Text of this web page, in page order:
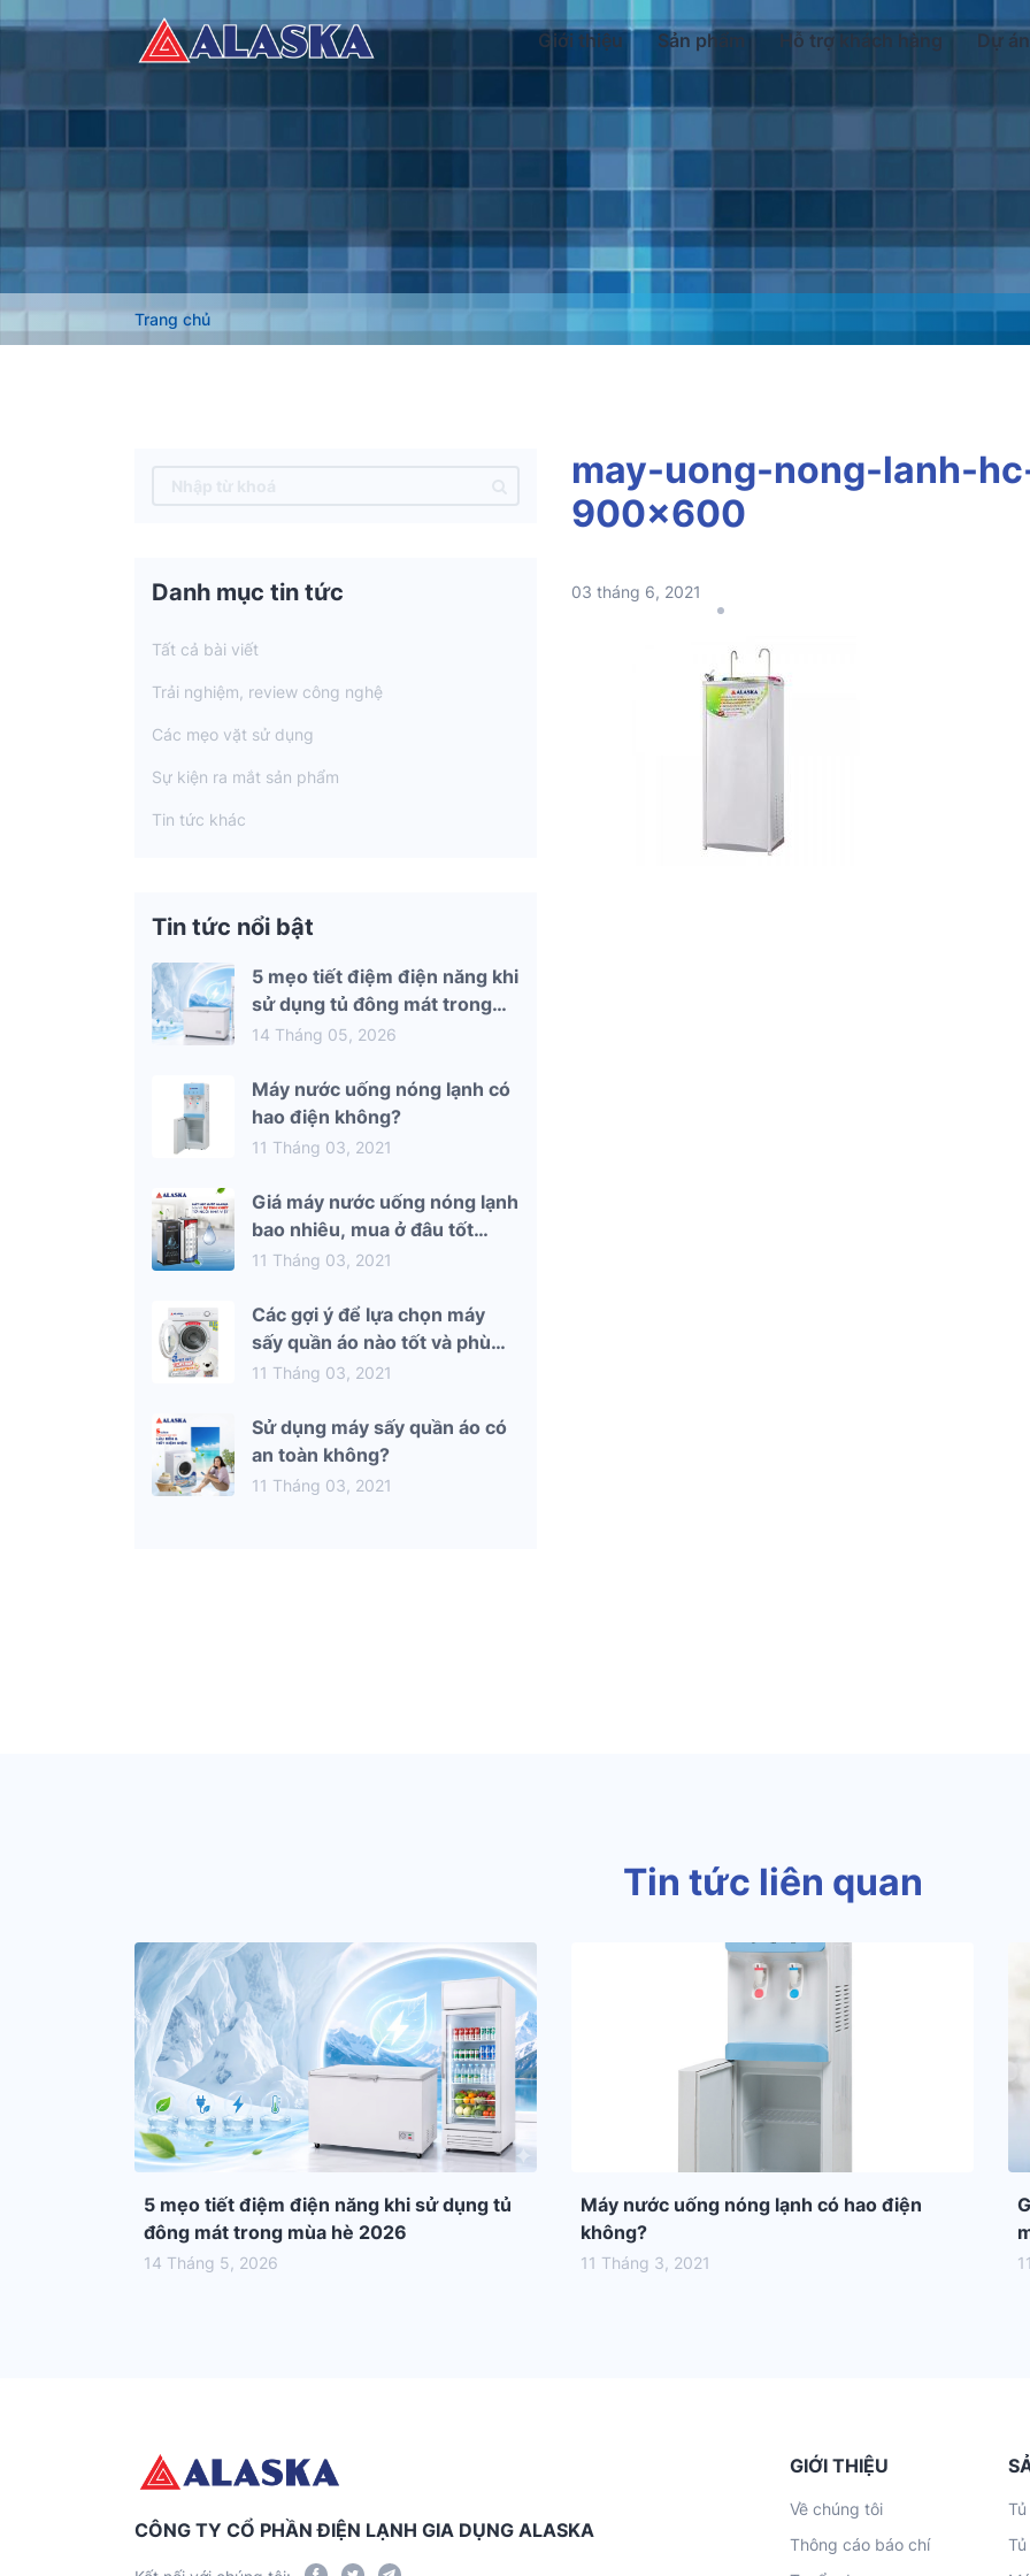
Giới thiệu Sản phẩm Hỗ trợ khách hàng Dự án
Trang chủ
Danh mục tin tức
Tất cả bài viết
Trải nghiệm, review công nghệ
Các mẹo vặt sử dụng
Sự kiện ra mắt sản phẩm
Tin tức khác
Tin tức nổi bật
5 mẹo tiết điệm điện năng khi
sử dụng tủ đông mát trong
mùa hè 2026
14 Tháng 05, 2026
Máy nước uống nóng lạnh có
hao điện không?
11 Tháng 03, 2021
Giá máy nước uống nóng lạnh
bao nhiêu, mua ở đâu tốt
nhất?
11 Tháng 03, 2021
Các gợi ý để lựa chọn máy
sấy quần áo nào tốt và phù
hợp nhất với gia đình bạn
11 Tháng 03, 2021
Sử dụng máy sấy quần áo có
an toàn không?
11 Tháng 03, 2021
may-uong-nong-lanh-
900×600
03 tháng 6, 2021
Tin tức liên quan
5 mẹo tiết điệm điện năng khi sử dụng tủ
đông mát trong mùa hè 2026
14 Tháng 5, 2026
Máy nước uống nóng lạnh có hao điện
không?
11 Tháng 3, 2021
CÔNG TY CỔ PHẦN ĐIỆN LẠNH GIA DỤNG ALASKA
GIỚI THIỆU
Về chúng tôi
Thông cáo báo chí